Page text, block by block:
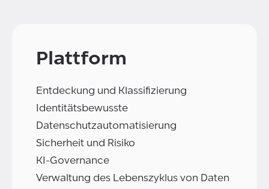
Plattform
Entdeckung und Klassifizierung
Identitätsbewusste
Datenschutzautomatisierung
Sicherheit und Risiko
KI-Governance
Verwaltung des Lebenszyklus von Daten